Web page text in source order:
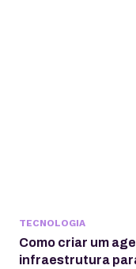
TECNOLOGIA
Como criar um
infraestrutura